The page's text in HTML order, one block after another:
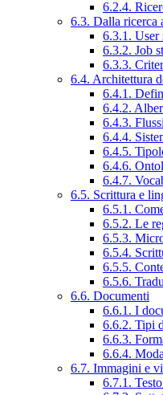
6.2.4.
6.3. Dalla ricerca
6.3.1. User
6.3.2. Job
6.3.3.
6.4. Architettura
6.4.1.
6.4.2.
6.4.3.
6.4.4.
6.4.5.
6.4.6.
6.4.7.
6.5. Scrittura e
6.5.1.
6.5.2. Le
6.5.3.
6.5.4.
6.5.5.
6.5.6.
6.6. Documenti
6.6.1. I
6.6.2. Tipi
6.6.3.
6.6.4.
6.7. Immagini e
6.7.1.